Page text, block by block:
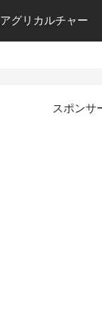
アグリカルチャー
スポンサ